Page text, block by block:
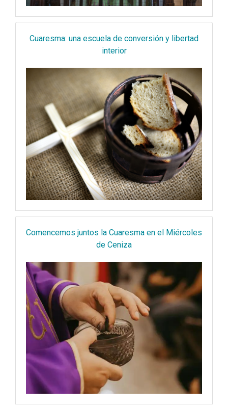
Cuaresma: una escuela de conversión y libertad
interior
Comencemos juntos la Cuaresma en el Miércoles
de Ceniza